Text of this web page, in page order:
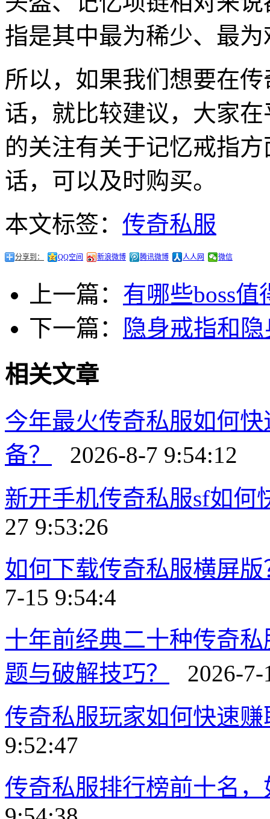
指是其中最为稀少、最
所以，如果我们想要在
话，就比较建议，大家
的关注有关于记忆戒指
话，可以及时购买。
本文标签： 传奇私服
分享到： QQ空间 新浪微博 腾讯微博 人人网 微信
上一篇： 有哪些boss
下一篇：
隐身戒指和
相关文章
今年最火传奇私服如何
备？
2026-8-7 9:54:12
新开手机传奇私服sf如何
27 9:53:26
如何下载传奇私服横屏
7-15 9:54:4
十年前经典二十种传奇
题与破解技巧？
2026-7-
传奇私服玩家如何快速
9:52:47
传奇私服排行榜前十名